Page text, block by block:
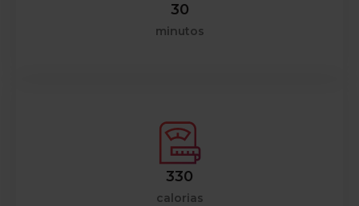
30
minutos
330
calorias